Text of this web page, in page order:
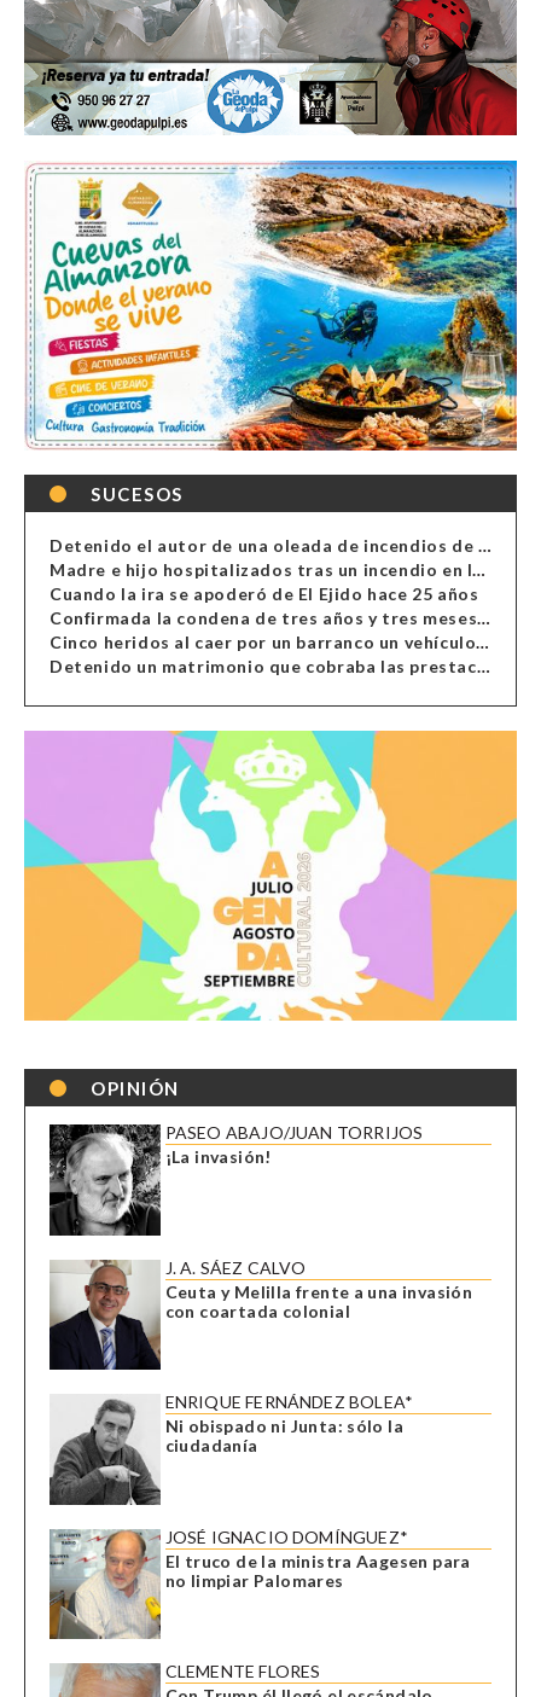
SUCESOS
Detenido el autor de una oleada de incendios de contenedores en Almería
Madre e hijo hospitalizados tras un incendio en la cocina de una vivienda en Almería
Cuando la ira se apoderó de El Ejido hace 25 años
Confirmada la condena de tres años y tres meses al hombre de Antas acusado de xenofobia
Cinco heridos al caer por un barranco un vehículo en Alcolea
Detenido un matrimonio que cobraba las prestaciones de ilegales en Almería, Granada, Málaga, Huelva y Murcia
OPINIÓN
PASEO ABAJO/JUAN TORRIJOS
¡La invasión!
J. A. SÁEZ CALVO
Ceuta y Melilla frente a una invasión
con coartada colonial
ENRIQUE FERNÁNDEZ BOLEA*
Ni obispado ni Junta: sólo la
ciudadanía
JOSÉ IGNACIO DOMÍNGUEZ*
El truco de la ministra Aagesen para
no limpiar Palomares
CLEMENTE FLORES